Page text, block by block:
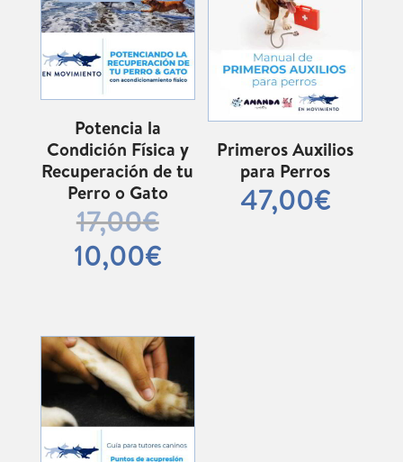
Potencia la
Condición Física y
Recuperación de tu
Perro o Gato
17,00€El
precio
original
era:
10,00€El
precio
Primeros Auxilios
para Perros
47,00€